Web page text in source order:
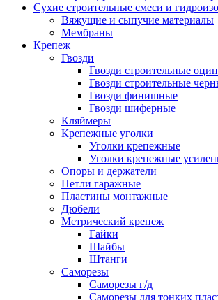
Сухие строительные смеси и
Вяжущие и сыпучие материалы
Мембраны
Крепеж
Гвозди
Гвозди строительные
Гвозди строительные
Гвозди финишные
Гвозди шиферные
Кляймеры
Крепежные уголки
Уголки крепежные
Уголки крепежные
Опоры и держатели
Петли гаражные
Пластины монтажные
Дюбели
Метрический крепеж
Гайки
Шайбы
Штанги
Саморезы
Саморезы г/д
Саморезы для тонких